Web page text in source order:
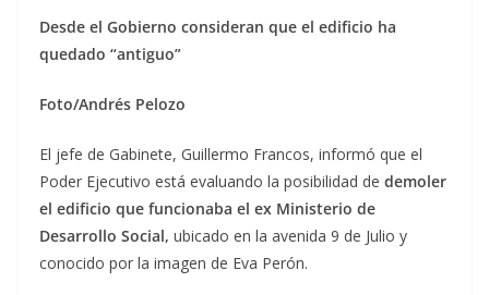
Desde el Gobierno consideran que el edificio ha
quedado “antiguo”
Foto/Andrés Pelozo
El jefe de Gabinete, Guillermo Francos, informó que el
Poder Ejecutivo está evaluando la posibilidad de demoler
el edificio que funcionaba el ex Ministerio de
Desarrollo Social, ubicado en la avenida 9 de Julio y
conocido por la imagen de Eva Perón.